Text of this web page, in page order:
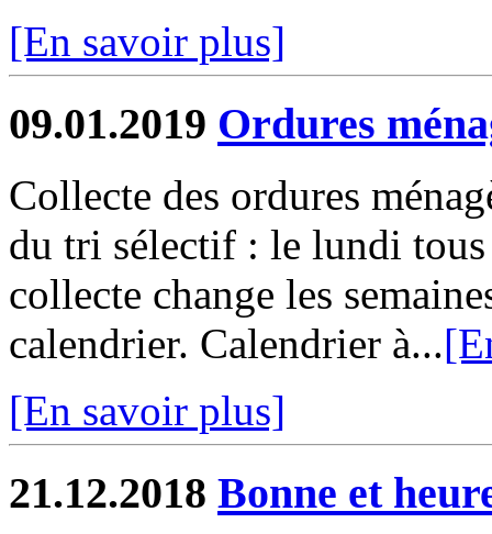
[En savoir plus]
09.01.2019 Ordures
Collecte des ordures
du tri sélectif : le lundi
collecte change les
calendrier. Calendrier à...
[En savoir plus]
21.12.2018 Bonne et